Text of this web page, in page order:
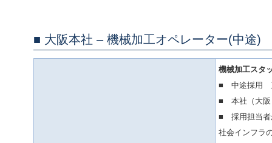
大阪本社 – 機械加工オペレーター(中途)
機械加工ス
■ 中途採用
■ 本社（大
■ 採用担当者
社会インフラ